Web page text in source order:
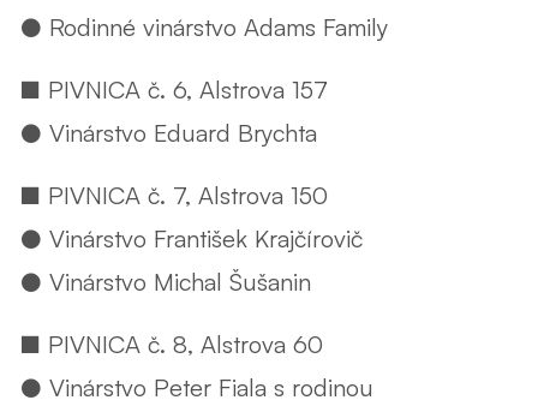
● Rodinné vinárstvo Adams Family
■ PIVNICA č. 6, Alstrova 157
● Vinárstvo Eduard Brychta
■ PIVNICA č. 7, Alstrova 150
● Vinárstvo František Krajčírovič
● Vinárstvo Michal Šušanin
■ PIVNICA č. 8, Alstrova 60
● Vinárstvo Peter Fiala s rodinou